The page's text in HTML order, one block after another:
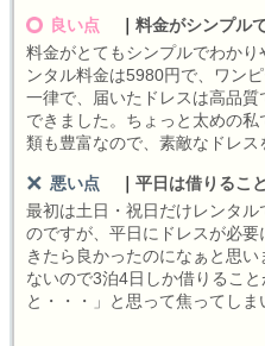
良い点
料金がシンプル
料金がとてもシンプルでわか
ンタル料金は5980円で、ワン
一律で、届いたドレスは高品
できました。ちょっと太めの
類も豊富なので、素敵なドレス
悪い点
平日は借りるこ
最初は土日・祝日だけレンタ
のですが、平日にドレスが必
きたら良かったのになぁと思
ないので3泊4日しか借りるこ
と・・・」と思って焦ってしま